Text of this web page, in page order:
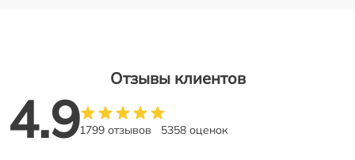
Отзывы клиентов
4.91799 отзывов 5358 оценок